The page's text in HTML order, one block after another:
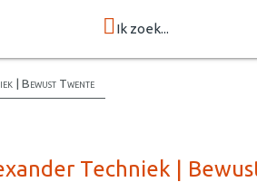
Ik zoek...
| Bewust Twente
Techniek |